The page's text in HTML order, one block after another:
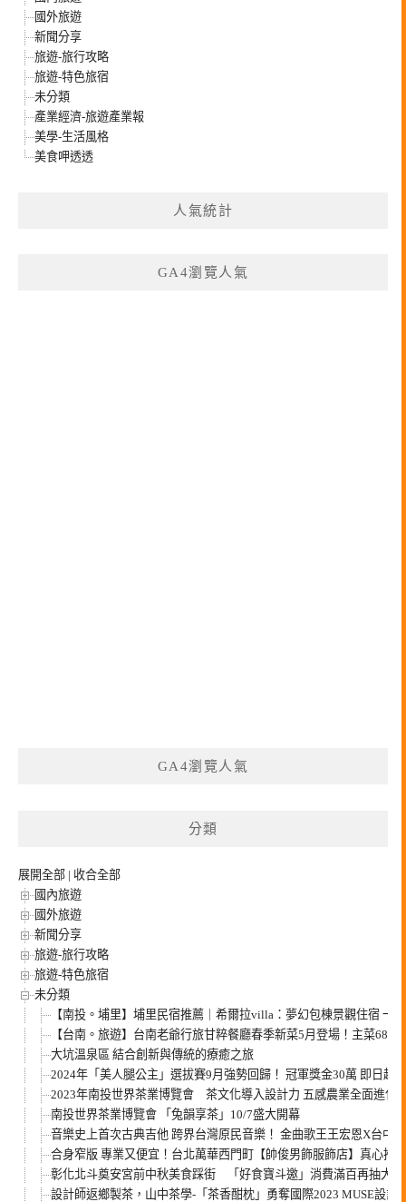
國外旅遊
新聞分享
旅遊-旅行攻略
旅遊-特色旅宿
未分類
產業經濟-旅遊產業報
美學-生活風格
美食呷透透
人氣統計
GA4瀏覽人氣
GA4瀏覽人氣
分類
展開全部 | 收合全部
國內旅遊
國外旅遊
新聞分享
旅遊-旅行攻略
旅遊-特色旅宿
未分類
【南投。埔里】埔里民宿推薦｜希爾拉villa：夢幻包棟景觀住宿 一
【台南。旅遊】台南老爺行旅甘粹餐廳春季新菜5月登場！主菜
大坑溫泉區 結合創新與傳統的療癒之旅
2024年「美人腿公主」選拔賽9月強勢回歸！ 冠軍獎金30萬 即日起
2023年南投世界茶業博覽會 茶文化導入設計力 五感農業全面進化
南投世界茶業博覽會 「兔韻享茶」10/7盛大開幕
音樂史上首次古典吉他 跨界台灣原民音樂！ 金曲歌王王宏恩X台中
合身窄版 專業又便宜！台北萬華西門町【帥俊男飾服飾店】真心推薦
彰化北斗奠安宮前中秋美食踩街 「好食寶斗邀」消費滿百再抽大獎
設計師返鄉製茶，山中茶學-「茶香酣枕」勇奪國際2023 MUSE設計